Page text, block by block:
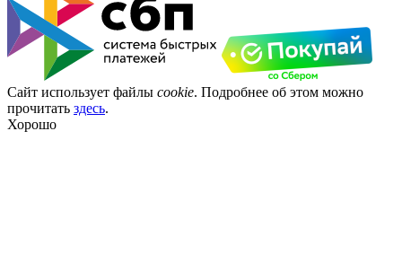
Сайт использует файлы cookie. Подробнее об этом можно
прочитать здесь.
Хорошо